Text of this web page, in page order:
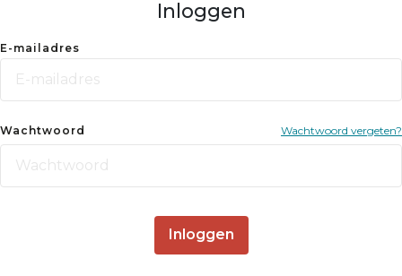
Inloggen
E-mailadres
Wachtwoord Wachtwoord vergeten?
Inloggen